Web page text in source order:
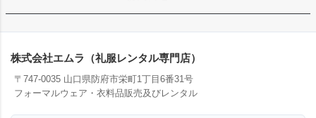
株式会社エムラ（礼服レンタル専門店）
〒747-0035 山口県防府市栄町1丁目6番31号
フォーマルウェア・衣料品販売及びレンタル